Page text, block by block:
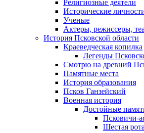
Религиозные деятели
Исторические
Ученые
Актеры, режиссеры,
История Псковской области
Краеведческая копилка
Легенды
Смотрю на древний
Памятные места
История образования
Псков Ганзейский
Военная история
Достойные
Псковичи-
Шестая рота